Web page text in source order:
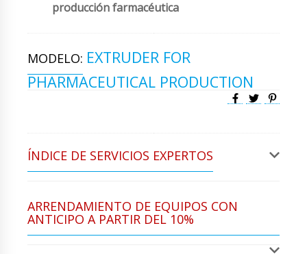
producción farmacéutica
MODELO: EXTRUDER FOR
PHARMACEUTICAL PRODUCTION
ÍNDICE DE SERVICIOS EXPERTOS
ARRENDAMIENTO DE EQUIPOS CON
ANTICIPO A PARTIR DEL 10%